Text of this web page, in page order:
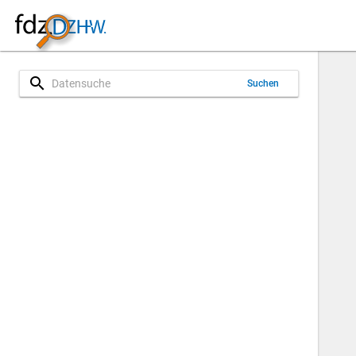
search Suchen